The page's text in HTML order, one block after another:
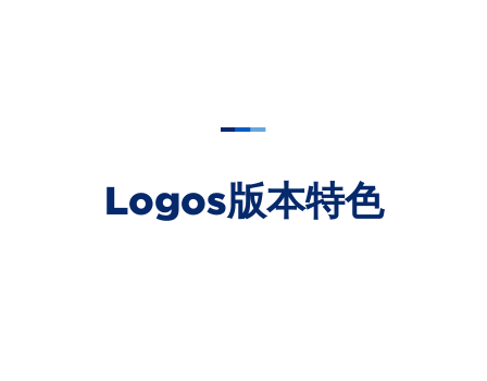
Logos版本特色